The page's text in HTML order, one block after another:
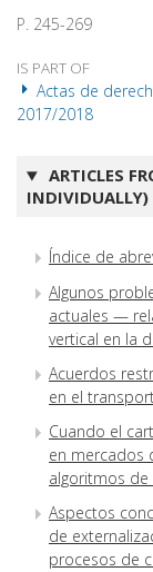
P. 245-269
IS PART OF
Actas de
2017/2018
ARTICLES
INDIVIDUALLY)
Índice de
Algunos
actuales —
vertical en la
Acuerdos
en el
Cuando el
en mercados
algoritmos de
Aspectos
de
procesos de